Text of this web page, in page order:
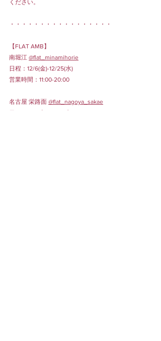
ください。
・・・・・・・・・・・・・・・・・
【FLAT AMB】
南堀江 @flat_minamihorie
日程：12/6(金)-12/25(水)
営業時間：11:00-20:00
名古屋 栄路面 @flat_nagoya_sakae